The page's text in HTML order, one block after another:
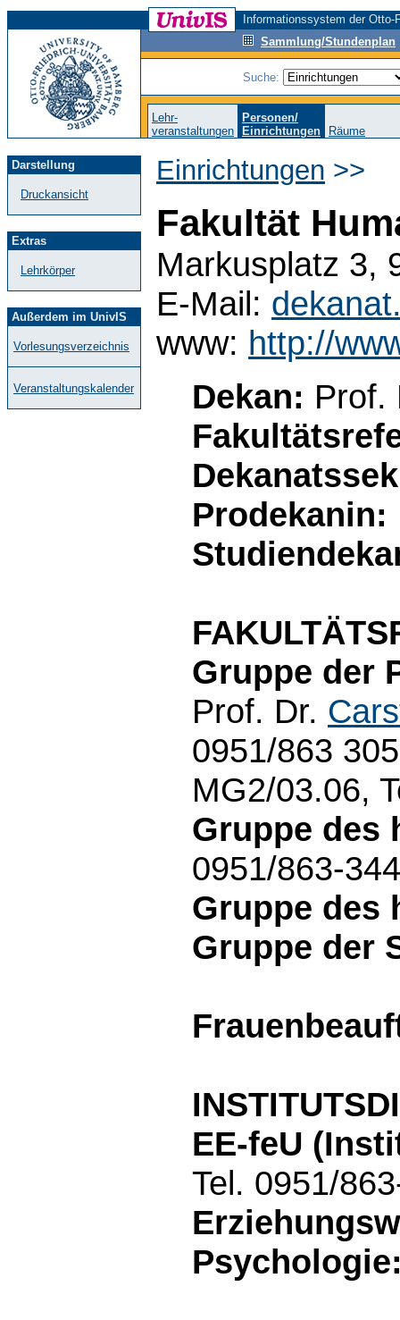
Informationssystem der
Sammlung/Stundenplan
Suche:
Lehr-
veranstaltungen
Personen/
Einrichtungen
Räume
Darstellung
Druckansicht
Extras
Lehrkörper
Außerdem im UnivIS
Vorlesungsverzeichnis
Veranstaltungskalender
Einrichtungen >>
Fakultät
Markusplatz 3,
E-Mail:
www: http://
Dekan:
Prodekanin:
Gruppe der
Prof. Dr.
0951/863
MG2/03.06,
Gruppe des
0951/863-
Gruppe des
Gruppe der
EE-feU
Tel. 0951/